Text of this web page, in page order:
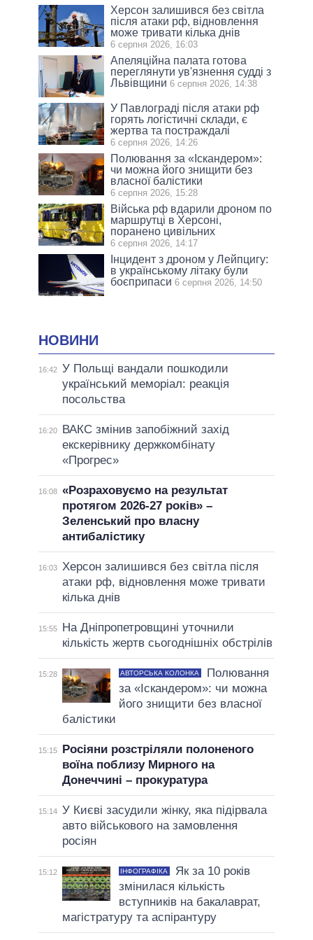
Херсон залишився без світла
після атаки рф, відновлення
може тривати кілька днів
6 серпня 2026, 16:03
Апеляційна палата готова
переглянути ув'язнення судді з
Львівщини 6 серпня 2026, 14:38
У Павлограді після атаки рф
горять логістичні склади, є
жертва та постраждалі
6 серпня 2026, 14:26
Полювання за «Іскандером»:
чи можна його знищити без
власної балістики
6 серпня 2026, 15:28
Війська рф вдарили дроном по
маршрутці в Херсоні,
поранено цивільних
6 серпня 2026, 14:17
Інцидент з дроном у Лейпцигу:
в українському літаку були
боєприпаси 6 серпня 2026, 14:50
НОВИНИ
16:42 У Польщі вандали пошкодили
український меморіал: реакція
посольства
16:20
ВАКС змінив запобіжний захід
екскерівнику держкомбінату
«Прогрес»
16:08 «Розраховуємо на результат
протягом 2026-27 років» –
Зеленський про власну
антибалістику
16:03 Херсон залишився без світла після
атаки рф, відновлення може тривати
кілька днів
15:55
На Дніпропетровщині уточнили
кількість жертв сьогоднішніх обстрілів
15:28 АВТОРСЬКА КОЛОНКА
Полювання
за «Іскандером»: чи можна
його знищити без власної
балістики
15:15
Росіяни розстріляли полоненого
воїна поблизу Мирного на
Донеччині – прокуратура
15:14 У Києві засудили жінку, яка підірвала
авто військового на замовлення
росіян
15:12 ІНФОГРАФІКА
Як за 10 років
змінилася кількість
вступників на бакалаврат,
магістратуру та аспірантуру